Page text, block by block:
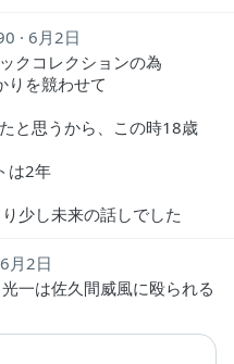
6月2日
クコレクションの為
りを競わせて
と思うから、この時18歳
は2年
少し未来の話しでした
6月2日
一は佐久間威風に殴られる